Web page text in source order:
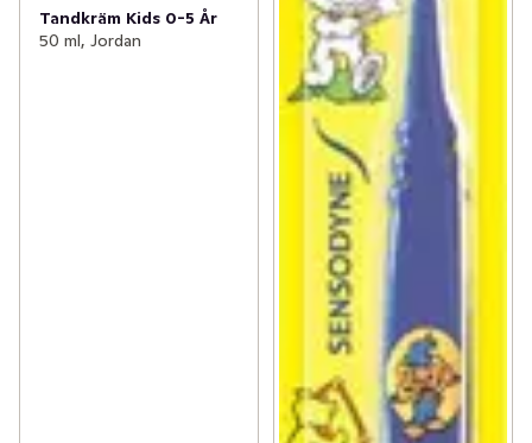
Tandkräm Kids 0-5 År
50 ml, Jordan